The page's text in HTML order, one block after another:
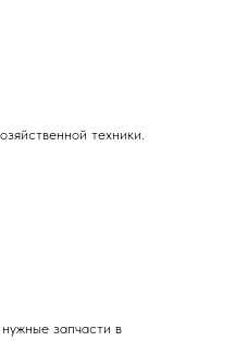
техники.
запчасти в